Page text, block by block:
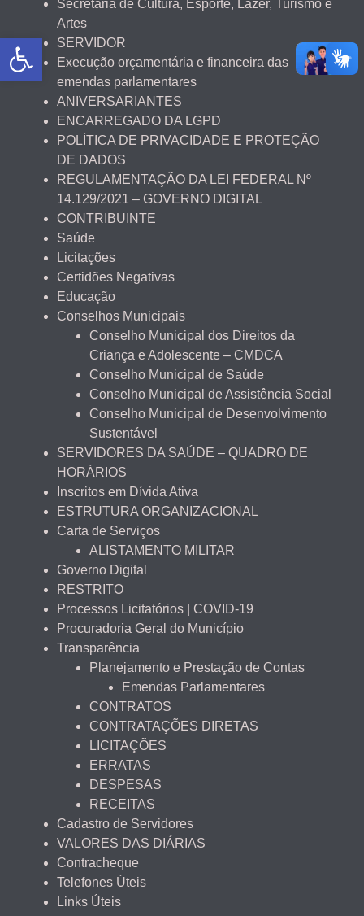
Secretaria de Cultura, Esporte, Lazer, Turismo e
Artes
SERVIDOR
Execução orçamentária e financeira das
emendas parlamentares
ANIVERSARIANTES
ENCARREGADO DA LGPD
POLÍTICA DE PRIVACIDADE E PROTEÇÃO
DE DADOS
REGULAMENTAÇÃO DA LEI FEDERAL Nº
14.129/2021 – GOVERNO DIGITAL
CONTRIBUINTE
Saúde
Licitações
Certidões Negativas
Educação
Conselhos Municipais
Conselho Municipal dos Direitos da
Criança e Adolescente – CMDCA
Conselho Municipal de Saúde
Conselho Municipal de Assistência Social
Conselho Municipal de Desenvolvimento
Sustentável
SERVIDORES DA SAÚDE – QUADRO DE
HORÁRIOS
Inscritos em Dívida Ativa
ESTRUTURA ORGANIZACIONAL
Carta de Serviços
ALISTAMENTO MILITAR
Governo Digital
RESTRITO
Processos Licitatórios | COVID-19
Procuradoria Geral do Município
Transparência
Planejamento e Prestação de Contas
Emendas Parlamentares
CONTRATOS
CONTRATAÇÕES DIRETAS
LICITAÇÕES
ERRATAS
DESPESAS
RECEITAS
Cadastro de Servidores
VALORES DAS DIÁRIAS
Contracheque
Telefones Úteis
Links Úteis
Abrir a barra de ferramentas